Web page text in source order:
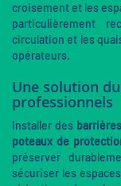
croisement et les
particulièrement
circulation et les
opérateurs.
Une solution
professionnels
Installer des
poteaux de
préserver
sécuriser les